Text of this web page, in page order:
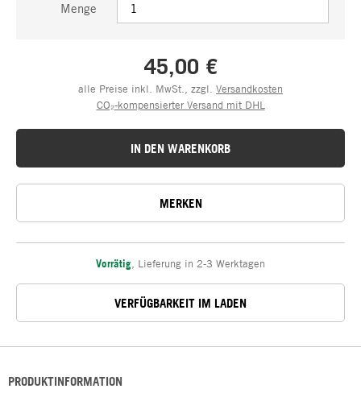
Menge
45,00 €
alle Preise inkl. MwSt., zzgl. Versandkosten
CO₂-kompensierter Versand mit DHL
IN DEN WARENKORB
MERKEN
Vorrätig Lieferung in 2-3 Werktagen
VERFÜGBARKEIT IM LADEN
PRODUKTINFORMATION